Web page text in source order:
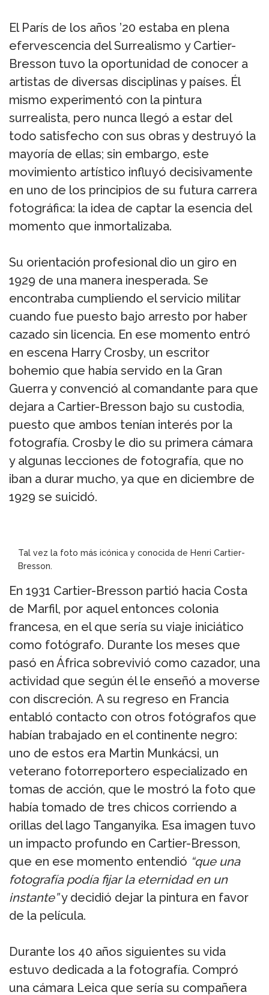
El París de los años ’20 estaba en plena
efervescencia del Surrealismo y Cartier-
Bresson tuvo la oportunidad de conocer a
artistas de diversas disciplinas y países. Él
mismo experimentó con la pintura
surrealista, pero nunca llegó a estar del
todo satisfecho con sus obras y destruyó la
mayoría de ellas; sin embargo, este
movimiento artístico influyó decisivamente
en uno de los principios de su futura carrera
fotográfica: la idea de captar la esencia del
momento que inmortalizaba.
Su orientación profesional dio un giro en
1929 de una manera inesperada. Se
encontraba cumpliendo el servicio militar
cuando fue puesto bajo arresto por haber
cazado sin licencia. En ese momento entró
en escena Harry Crosby, un escritor
bohemio que había servido en la Gran
Guerra y convenció al comandante para que
dejara a Cartier-Bresson bajo su custodia,
puesto que ambos tenían interés por la
fotografía. Crosby le dio su primera cámara
y algunas lecciones de fotografía, que no
iban a durar mucho, ya que en diciembre de
1929 se suicidó.
Tal vez la foto más icónica y conocida de Henri Cartier-
Bresson.
En 1931 Cartier-Bresson partió hacia Costa
de Marfil, por aquel entonces colonia
francesa, en el que sería su viaje iniciático
como fotógrafo. Durante los meses que
pasó en África sobrevivió como cazador, una
actividad que según él le enseñó a moverse
con discreción. A su regreso en Francia
entabló contacto con otros fotógrafos que
habían trabajado en el continente negro:
uno de estos era Martin Munkácsi, un
veterano fotorreportero especializado en
tomas de acción, que le mostró la foto que
había tomado de tres chicos corriendo a
orillas del lago Tanganyika. Esa imagen tuvo
un impacto profundo en Cartier-Bresson,
que en ese momento entendió “que una
fotografía podía fijar la eternidad en un
instante”y decidió dejar la pintura en favor
de la película.
Durante los 40 años siguientes su vida
estuvo dedicada a la fotografía. Compró
una cámara Leica que sería su compañera